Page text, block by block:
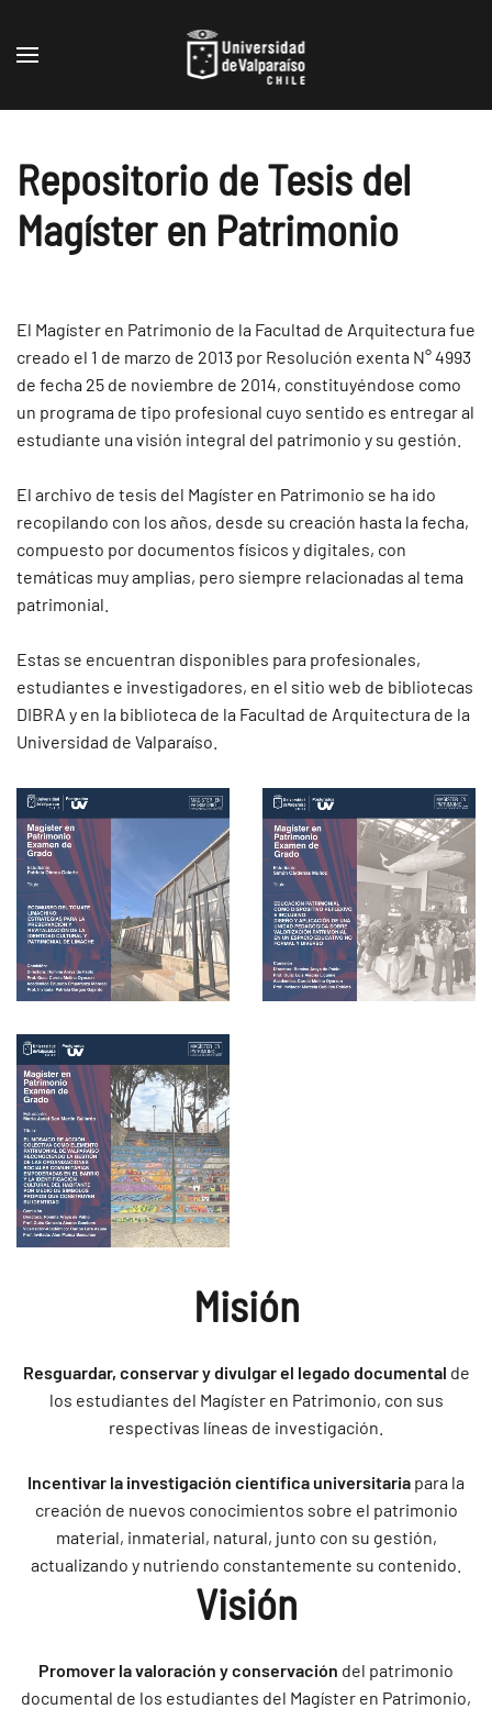
Skip to main content
Repositorio de Tesis del
Magíster en Patrimonio
El Magíster en Patrimonio de la Facultad de Arquitectura fue
creado el 1 de marzo de 2013 por Resolución exenta N° 4993
de fecha 25 de noviembre de 2014, constituyéndose como
un programa de tipo profesional cuyo sentido es entregar al
estudiante una visión integral del patrimonio y su gestión.
El archivo de tesis del Magíster en Patrimonio se ha ido
recopilando con los años, desde su creación hasta la fecha,
compuesto por documentos físicos y digitales, con
temáticas muy amplias, pero siempre relacionadas al tema
patrimonial.
Estas se encuentran disponibles para profesionales,
estudiantes e investigadores, en el sitio web de bibliotecas
DIBRA y en la biblioteca de la Facultad de Arquitectura de la
Universidad de Valparaíso.
Misión
Resguardar, conservar y divulgar el legado documental de
los estudiantes del Magíster en Patrimonio, con sus
respectivas líneas de investigación.
Incentivar la investigación científica universitaria para la
creación de nuevos conocimientos sobre el patrimonio
material, inmaterial, natural, junto con su gestión,
actualizando y nutriendo constantemente su contenido.
Visión
Promover la valoración y conservación del patrimonio
documental de los estudiantes del Magíster en Patrimonio,